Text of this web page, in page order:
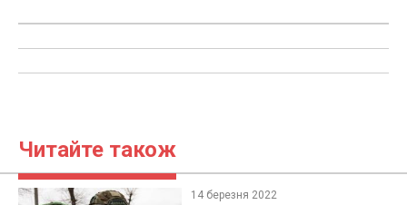
Читайте також
14 березня 2022